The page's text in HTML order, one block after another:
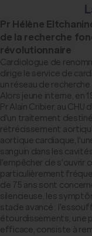
Pr Hélène
de la recherche
révolutionnaire
Cardiologue de
dirige le service de
un réseau de
Alors jeune interne, en
Pr Alain Cribier, au
d'un traitement
rétrécissement
aortique cardiaque,
sanguin dans les
l'empêcher de s'ouvrir
particulièrement
de 75 ans sont
silencieuse, les
stade avancé :
étourdissements, une
efficace, consiste à